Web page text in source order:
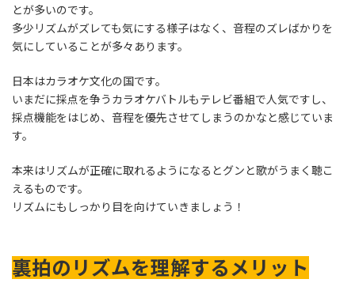
とが多いのです。
多少リズムがズレても気にする様子はなく、音程のズレばかりを
気にしていることが多々あります。
日本はカラオケ文化の国です。
いまだに採点を争うカラオケバトルもテレビ番組で人気ですし、
採点機能をはじめ、音程を優先させてしまうのかなと感じていま
す。
本来はリズムが正確に取れるようになるとグンと歌がうまく聴こ
えるものです。
リズムにもしっかり目を向けていきましょう！
裏拍のリズムを理解するメリット